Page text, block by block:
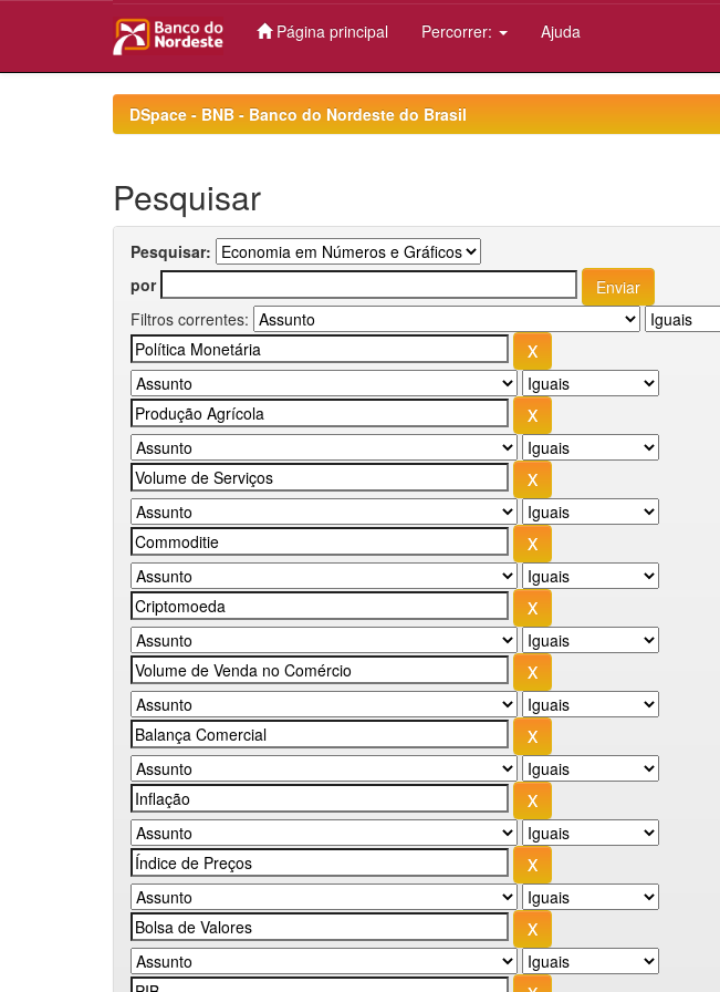
Página principal Percorrer: Ajuda
DSpace - BNB - Banco do Nordeste do Brasil
Pesquisar
Pesquisar:
por
Filtros correntes: